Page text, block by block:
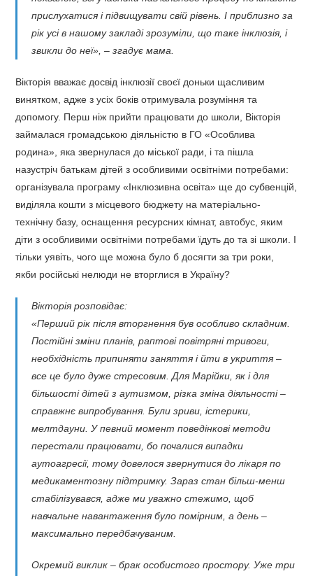
прислухатися і підвищувати свій рівень. І приблизно за
рік усі в нашому закладі зрозуміли, що таке інклюзія, і
звикли до неї», – згадує мама.
Вікторія вважає досвід інклюзії своєї доньки щасливим
винятком, адже з усіх боків отримувала розуміння та
допомогу. Перш ніж прийти працювати до школи, Вікторія
займалася громадською діяльністю в ГО «Особлива
родина», яка звернулася до міської ради, і та пішла
назустріч батькам дітей з особливими освітніми потребами:
організувала програму «Інклюзивна освіта» ще до субвенцій,
виділяла кошти з місцевого бюджету на матеріально-
технічну базу, оснащення ресурсних кімнат, автобус, яким
діти з особливими освітніми потребами їдуть до та зі школи. І
тільки уявіть, чого ще можна було б досягти за три роки,
якби російські нелюди не вторглися в Україну?
Вікторія розповідає:
«Перший рік після вторгнення був особливо складним.
Постійні зміни планів, раптові повітряні тривоги,
необхідність припиняти заняття і йти в укриття –
все це було дуже стресовим. Для Марійки, як і для
більшості дітей з аутизмом, різка зміна діяльності –
справжнє випробування. Були зриви, істерики,
мелтдауни. У певний момент поведінкові методи
перестали працювати, бо почалися випадки
аутоагресії, тому довелося звернутися до лікаря по
медикаментозну підтримку. Зараз стан більш-менш
стабілізувався, адже ми уважно стежимо, щоб
навчальне навантаження було помірним, а день –
максимально передбачуваним.
Окремий виклик – брак особистого простору. Уже три